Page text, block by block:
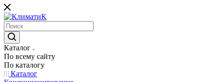
Каталог
По всему сайту
По каталогу
Каталог